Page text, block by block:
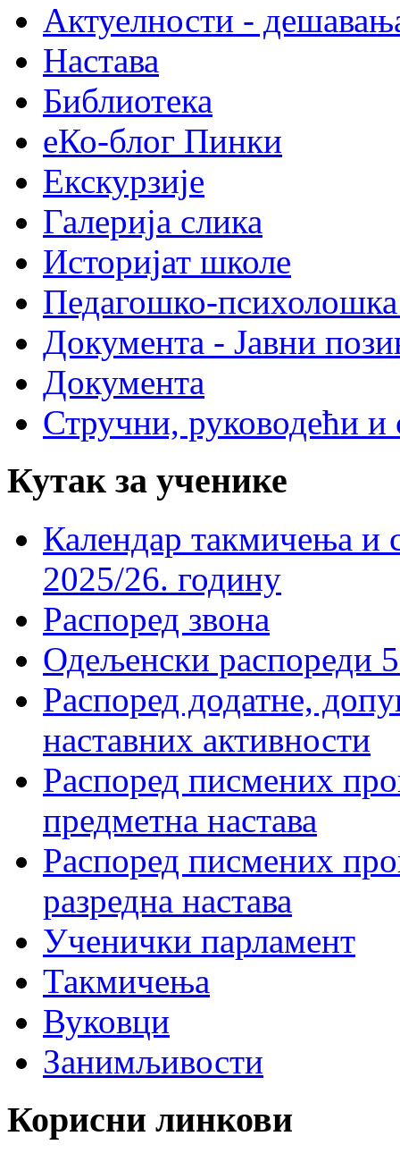
Актуелности -
Настава
Библиотека
еКо-блог Пинки
Екскурзије
Галерија слика
Историјат школе
Педагошко-психолошка
Документа - Јавни
Документа
Стручни, руководећи и
Кутак за ученике
Календар такмичења
2025/26. годину
Распоред звона
Одељенски распореди
Распоред додатне,
наставних активности
Распоред писмених
предметна настава
Распоред писмених
разредна настава
Ученички парламент
Такмичења
Вуковци
Занимљивости
Корисни линкови